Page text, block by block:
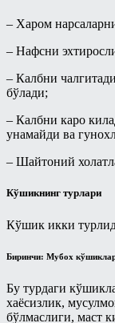
– Харом
– Нафсни
– Калбни
бўлади;
– Калбни каро
унамайди ва
– Шайтоний
Кўшикнинг турлари
Кўшик икки
Биринчи: Мубох
Бу турдаги
хаёсизлик,
бўлмаслиги, маст